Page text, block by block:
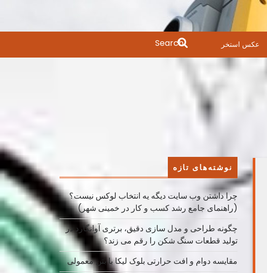
عکس استخر
Search
for:
نوشته‌های تازه
چرا داشتن وب سایت دیگه یه انتخاب لوکس نیست؟
(راهنمای جامع رشد کسب ‌و کار در خمینی ‌شهر)
چگونه طراحی و مدل سازی دقیق، برتری آوانگارد در
تولید قطعات سنگ شکن را رقم می زند؟
مقایسه دوام و افت حرارتی بلوک لیکا با بتن معمولی